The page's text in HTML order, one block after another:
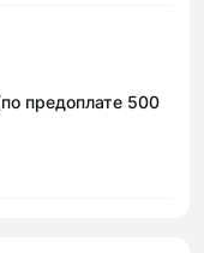
предоплате 500